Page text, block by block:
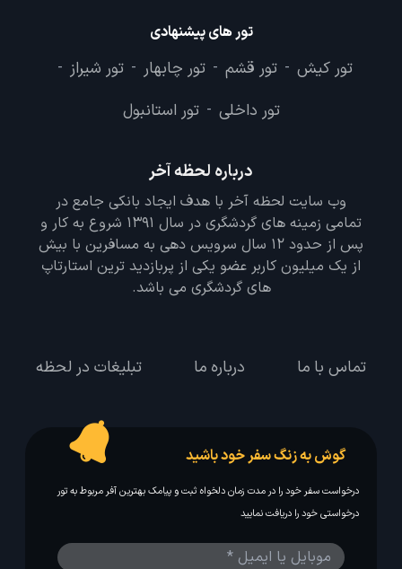
تور های پیشنهادی
تور کیش - تور قشم - تور چابهار - تور شیراز -
تور داخلی - تور استانبول
درباره لحظه آخر
وب سایت لحظه آخر با هدف ایجاد بانکی جامع در
تمامی زمینه های گردشگری در سال 1391 شروع به کار و
پس از حدود 12 سال سرویس دهی به مسافرین با بیش
از یک میلیون کاربر عضو یکی از پربازدید ترین استارتاپ
های گردشگری می باشد.
تماس با ما درباره ما تبلیغات در لحظه
گوش به زنگ سفر خود باشید
درخواست سفر خود را در مدت زمان دلخواه ثبت و پیامک بهترین آفر مربوط به تور
درخواستی خود را دریافت نمایید